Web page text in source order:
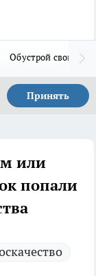
Обустрой свой дом
Принять
или
попали